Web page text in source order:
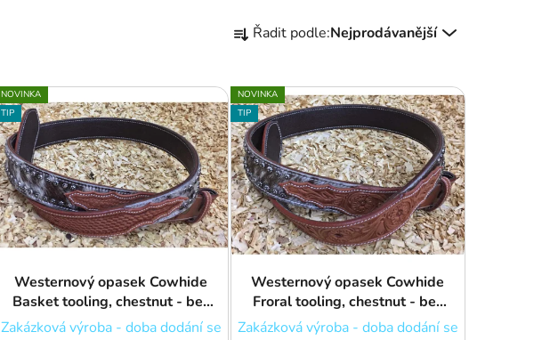
a
e
n
í
p
r
o
d
u
ů
Řadit podle:Nejprodávanější
NOVINKA
TIP
Westernový opasek Cowhide
Basket tooling, chestnut - bez
přezky
Zakázková výroba - doba dodání se
NOVINKA
TIP
Westernový opasek Cowhide
Froral tooling, chestnut - bez
přezky
Zakázková výroba - doba dodání se